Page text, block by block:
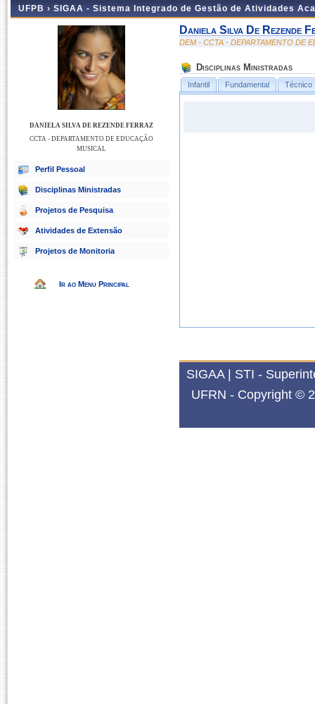
UFPB › SIGAA - Sistema Integrado de Gestão de Atividades
DANIELA SILVA DE REZENDE FERRAZ
CCTA - DEPARTAMENTO DE EDUCAÇÃO
MUSICAL
Perfil Pessoal
Disciplinas Ministradas
Projetos de Pesquisa
Atividades de Extensão
Projetos de Monitoria
Ir ao Menu Principal
Daniela Silva De Rezende
DEM - CCTA - DEPARTAMENTO DE
Disciplinas Ministradas
Infantil Fundamental Técnico
SIGAA | STI -
UFRN - Copyright ©